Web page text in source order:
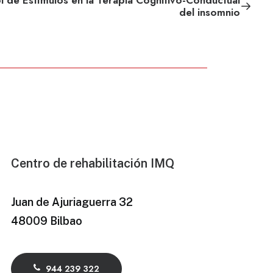
del insomnio
Centro de rehabilitación IMQ
Juan de Ajuriaguerra 32
48009 Bilbao
944 239 322